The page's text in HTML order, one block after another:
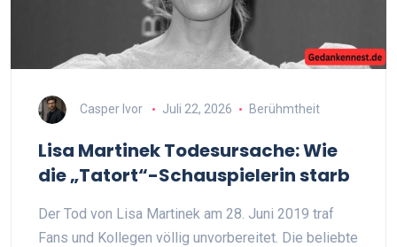
Casper Ivor Juli 22, 2026 Berühmtheit
Lisa Martinek Todesursache: Wie
die „Tatort“-Schauspielerin starb
Der Tod von Lisa Martinek am 28. Juni 2019 traf
Fans und Kollegen völlig unvorbereitet. Die beliebte